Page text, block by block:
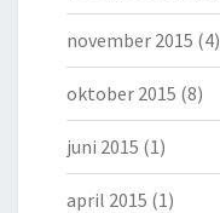
november 2015 (4)
oktober 2015 (8)
juni 2015 (1)
april 2015 (1)